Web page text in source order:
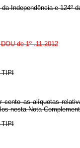
Independência e 124º
de 1º .11.2012
TIPI
cento as alíquotas
nesta Nota
TIPI